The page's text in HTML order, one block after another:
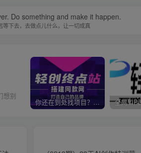
Do something and make it happen.
等下去，去做点儿什么，让一切成真
想别
你还在到处找项目？还在当韭菜？我靠卖项目一个月收入5万+，曾经我也是个失败者。